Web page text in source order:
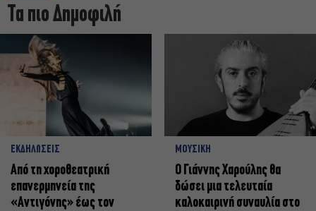
Τα πιο Δημοφιλή
ΕΚΔΗΛΩΣΕΙΣ
Από τη χοροθεατρική
επανερμηνεία της
«Αντιγόνης» έως τον
ΜΟΥΣΙΚΗ
Ο Γιάννης Χαρούλης θα
δώσει μια τελευταία
καλοκαιρινή συναυλία στο